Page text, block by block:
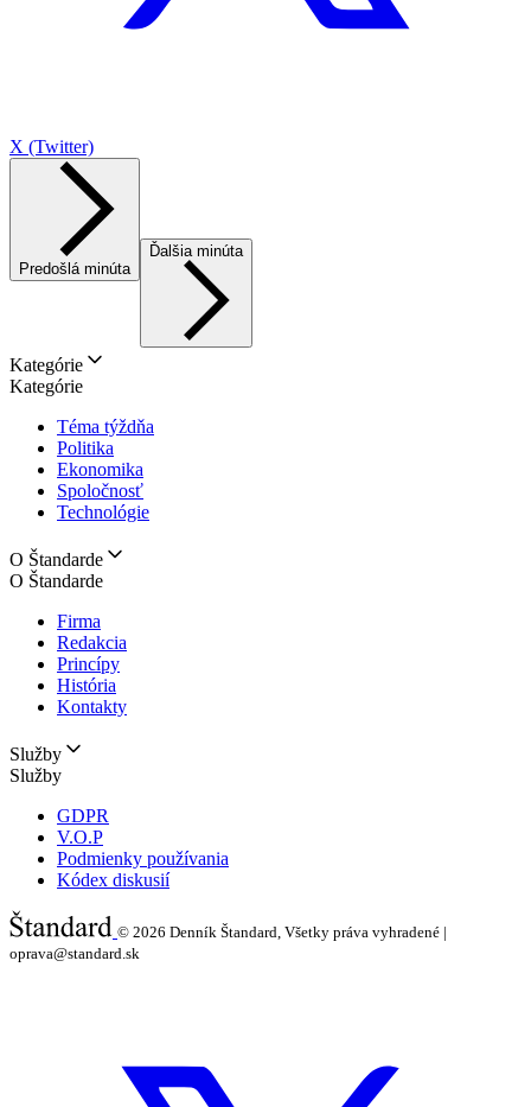
X (Twitter)
Predošlá minúta
Ďalšia minúta
Kategórie
Kategórie
Téma týždňa
Politika
Ekonomika
Spoločnosť
Technológie
O Štandarde
O Štandarde
Firma
Redakcia
Princípy
História
Kontakty
Služby
Služby
GDPR
V.O.P
Podmienky používania
Kódex diskusií
© 2026 Denník Štandard, Všetky práva vyhradené |
oprava@standard.sk